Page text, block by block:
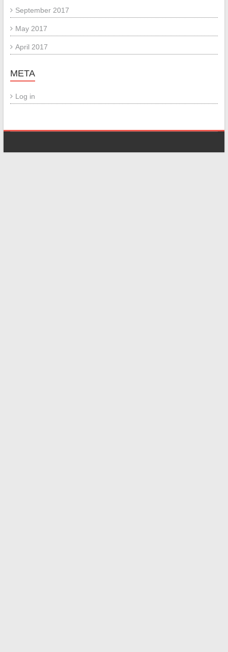
September 2017
May 2017
April 2017
META
Log in